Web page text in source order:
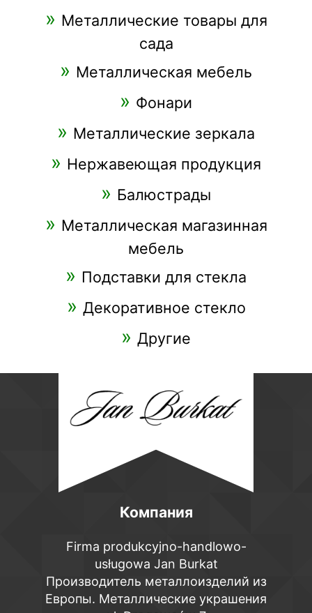
Металлические товары для
сада
Металлическая мебель
Фонари
Металлические зеркала
Нержавеющая продукция
Балюстрады
Металлическая магазинная
мебель
Подставки для стекла
Декоративное стекло
Другие
Компания
Firma produkcyjno-handlowo-
usługowa Jan Burkat
Производитель металлоизделий из
Европы. Металлические украшения